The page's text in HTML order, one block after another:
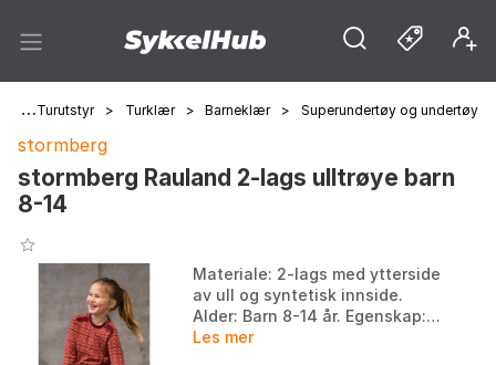
> Turutstyr > Turklær > Barneklær > Superundertøy og undertøy
stormberg
stormberg Rauland 2-lags ulltrøye barn
8-14
Materiale: 2-lags med ytterside
av ull og syntetisk innside.
Alder: Barn 8-14 år. Egenskap:
Fukttransporterende evner.
Les mer